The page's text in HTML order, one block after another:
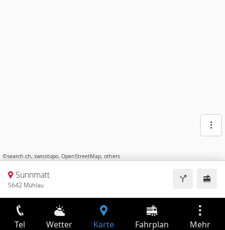
©search.ch, swisstopo, OpenStreetMap, others
Sunnmatt
5642 Mühlau
Tel Wetter Karte Fahrplan Mehr